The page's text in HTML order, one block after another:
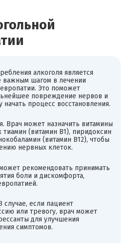
алкоголя является
важным шагом в лечении
Это поможет
повреждение нервов и
начать процесс восстановления.
Врач может назначить витамины
тиамин (витамин B1), пиридоксин
(витамин B12), чтобы
нервных клеток.
рекомендовать принимать
боли и дискомфорта,
случае, если пациент
или тревогу, врач может
для улучшения
симптомов.